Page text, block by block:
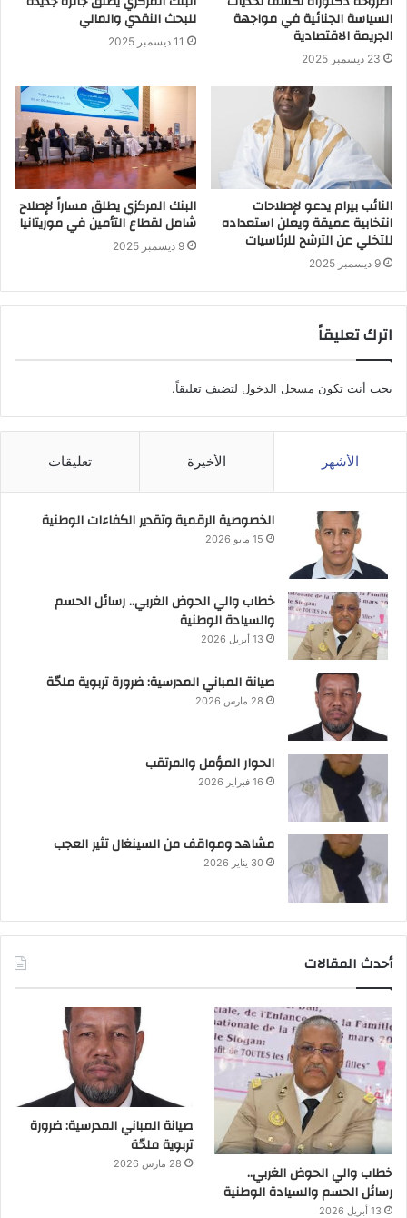
السياسة الجنائية في مواجهة
الجريمة الاقتصادية
23 ديسمبر 2025
للبحث النقدي والمالي
11 ديسمبر 2025
النائب بيرام يدعو لإصلاحات
انتخابية عميقة ويعلن استعداده
للتخلي عن الترشح للرئاسيات
9 ديسمبر 2025
البنك المركزي يطلق مساراً لإصلاح
شامل لقطاع التأمين في موريتانيا
9 ديسمبر 2025
اترك تعليقاً
يجب أنت تكون مسجل الدخول لتضيف تعليقاً.
الأشهر الأخيرة تعليقات
الخصوصية الرقمية وتقدير الكفاءات الوطنية
15 مايو 2026
خطاب والي الحوض الغربي.. رسائل الحسم
والسيادة الوطنية
13 أبريل 2026
صيانة المباني المدرسية: ضرورة تربوية ملحّة
28 مارس 2026
الحوار المؤمل والمرتقب
16 فبراير 2026
مشاهد ومواقف من السينغال تثير العجب
30 يناير 2026
أحدث المقالات
خطاب والي الحوض الغربي..
رسائل الحسم والسيادة الوطنية
13 أبريل 2026
صيانة المباني المدرسية: ضرورة
تربوية ملحّة
28 مارس 2026